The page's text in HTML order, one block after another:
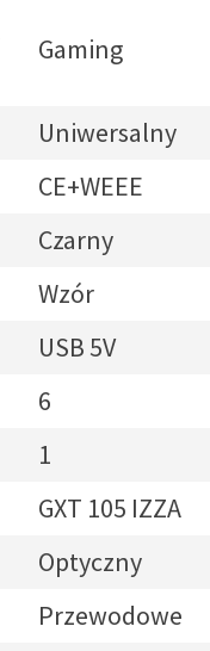
Gaming
Uniwersalny
CE+WEEE
Czarny
Wzór
USB 5V
6
1
GXT 105 IZZA
Optyczny
Przewodowe